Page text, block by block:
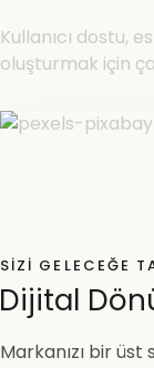
Kullanıcı dostu,
oluşturmak için
SIZI GELECEĞE
Dijital
Markanızı bir